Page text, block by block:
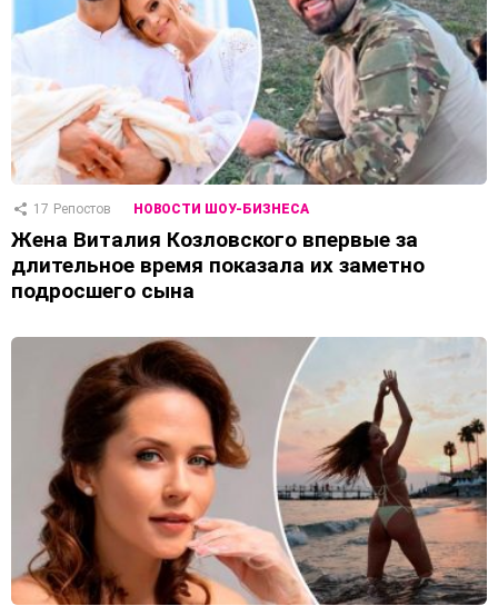
17 Репостов НОВОСТИ ШОУ-БИЗНЕСА
Жена Виталия Козловского впервые за
длительное время показала их заметно
подросшего сына